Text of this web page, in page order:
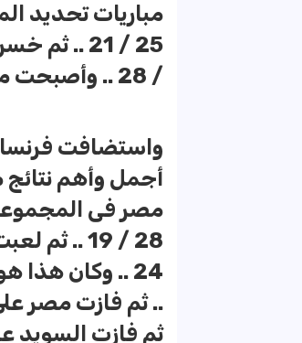
مباريات تحديد
/ 28 .. وأصبحت مصر هى سادسة العالم فى كرة اليد
أجمل وأهم
مصر فى المجموعة
24 .. وكان هذا